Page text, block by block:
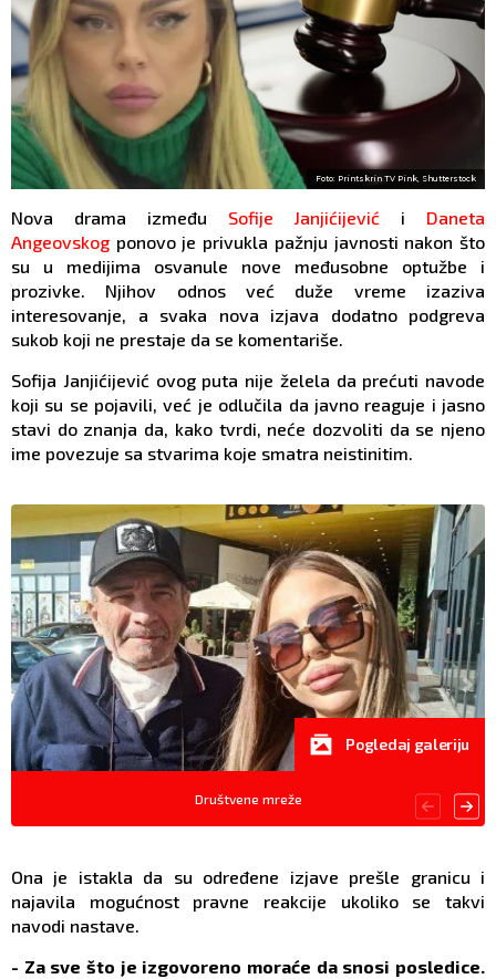
Foto: Printskrin TV Pink, Shutterstock
Nova drama između Sofije Janjićijević i Daneta
Angeovskog ponovo je privukla pažnju javnosti nakon što
su u medijima osvanule nove međusobne optužbe i
prozivke. Njihov odnos već duže vreme izaziva
interesovanje, a svaka nova izjava dodatno podgreva
sukob koji ne prestaje da se komentariše.
Sofija Janjićijević ovog puta nije želela da prećuti navode
koji su se pojavili, već je odlučila da javno reaguje i jasno
stavi do znanja da, kako tvrdi, neće dozvoliti da se njeno
ime povezuje sa stvarima koje smatra neistinitim.
Društvene mreže
Pogledaj galeriju
Ona je istakla da su određene izjave prešle granicu i
najavila mogućnost pravne reakcije ukoliko se takvi
navodi nastave.
- Za sve što je izgovoreno moraće da snosi posledice.